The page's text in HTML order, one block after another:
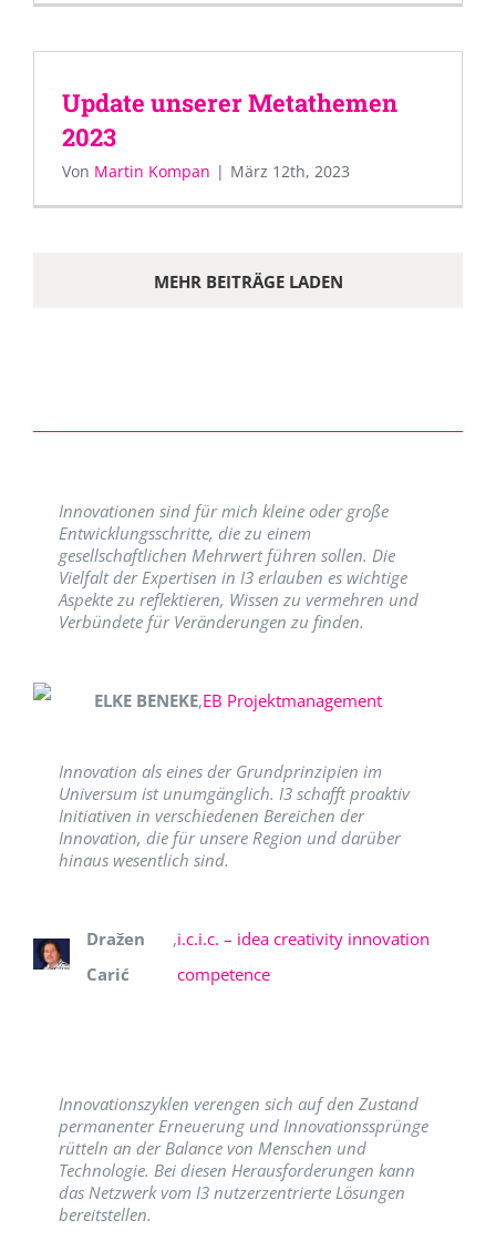
Update unserer Metathemen
2023
Von Martin Kompan | März 12th, 2023
MEHR BEITRÄGE LADEN
Innovationen sind für mich kleine oder große
Entwicklungsschritte, die zu einem
gesellschaftlichen Mehrwert führen sollen. Die
Vielfalt der Expertisen in I3 erlauben es wichtige
Aspekte zu reflektieren, Wissen zu vermehren und
Verbündete für Veränderungen zu finden.
ELKE BENEKE,EB Projektmanagement
Innovation als eines der Grundprinzipien im
Universum ist unumgänglich. I3 schafft proaktiv
Initiativen in verschiedenen Bereichen der
Innovation, die für unsere Region und darüber
hinaus wesentlich sind.
Dražen
Carić
,i.c.i.c. – idea creativity innovation
competence
Innovationszyklen verengen sich auf den Zustand
permanenter Erneuerung und Innovationssprünge
rütteln an der Balance von Menschen und
Technologie. Bei diesen Herausforderungen kann
das Netzwerk vom I3 nutzerzentrierte Lösungen
bereitstellen.